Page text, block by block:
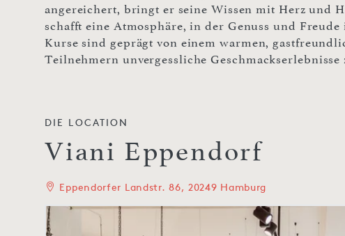
angereichert, bringt er seine Wissen mit Herz und
schafft eine Atmosphäre, in der Genuss und
Kurse sind geprägt von einem warmen,
Teilnehmern unvergessliche Geschmackserlebnisse
DIE LOCATION
Viani Eppendorf
Eppendorfer Landstr. 86, 20249 Hamburg